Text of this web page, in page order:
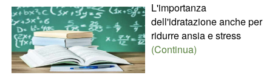
L'importanza
dell'idratazione anche per
ridurre ansia e stress
(Continua)